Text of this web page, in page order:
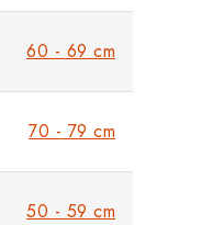
60 - 69 cm
70 - 79 cm
50 - 59 cm